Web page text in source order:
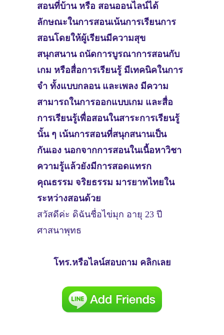
สอนที่บ้าน หรือ สอนออนไลน์ได้
ลักษณะในการสอนเน้นการเรียนการ
สอนโดยให้ผู้เรียนมีความสุข
สนุกสนาน ถนัดการบูรณาการสอนกับ
เกม หรือสื่อการเรียนรู้ มีเทคนิคในการ
จำ ทั้งแบบกลอน และเพลง มีความ
สามารถในการออกแบบเกม และสื่อ
การเรียนรู้เพื่อสอนในสาระการเรียนรู้
นั้น ๆ เน้นการสอนที่สนุกสนานเป็น
กันเอง นอกจากการสอนในเนื้อหาวิชา
ความรู้แล้วยังมีการสอดแทรก
คุณธรรม จริยธรรม มารยาทไทยใน
ระหว่างสอนด้วย
สวัสดีค่ะ ดิฉันชื่อไข่มุก อายุ 23 ปี
ศาสนาพุทธ
โทร.หรือไลน์สอบถาม คลิกเลย